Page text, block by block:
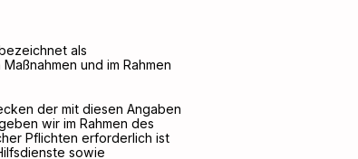
als
und im Rahmen
der mit diesen Angaben
wir im Rahmen des
Pflichten erforderlich ist
sowie